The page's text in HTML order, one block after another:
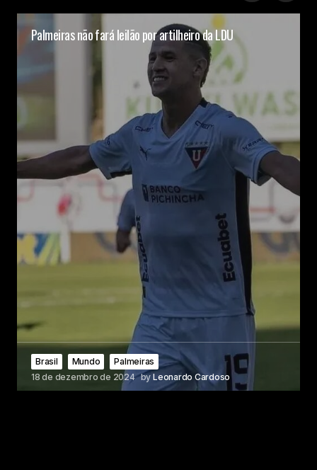
Palmeiras não fará leilão por artilheiro da LDU
Brasil Mundo
Palmeiras
18 de dezembro de 2024 by Leonardo Cardoso